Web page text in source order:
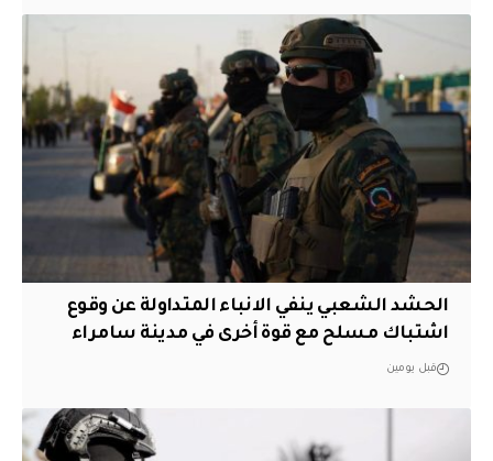
الحشد الشعبي ينفي الانباء المتداولة عن وقوع
اشتباك مسلح مع قوة أخرى في مدينة سامراء
قبل يومين